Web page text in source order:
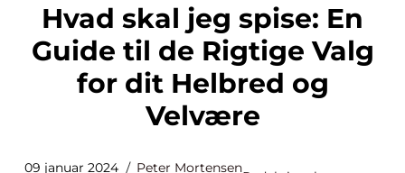
Hvad skal jeg spise: En
Guide til de Rigtige Valg
for dit Helbred og
Velvære
09 januar 2024 Peter Mortensen